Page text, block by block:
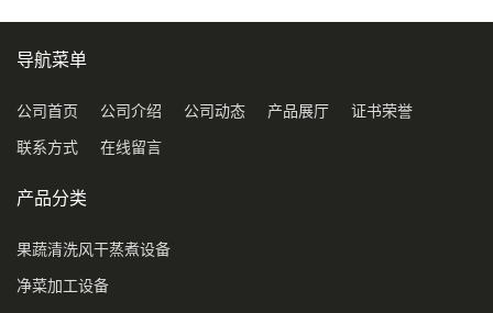
导航菜单
公司首页 公司介绍 公司动态 产品展厅 证书荣誉
联系方式 在线留言
产品分类
果蔬清洗风干蒸煮设备
净菜加工设备